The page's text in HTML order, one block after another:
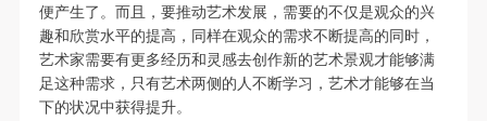
便产生了。而且，要推动艺术发展，需要的不仅是观众的兴
趣和欣赏水平的提高，同样在观众的需求不断提高的同时，
艺术家需要有更多经历和灵感去创作新的艺术景观才能够满
足这种需求，只有艺术两侧的人不断学习，艺术才能够在当
下的状况中获得提升。
途。
（2）、乙方中央美术学院美术馆是一所具有标志
性、专业性、国际化的现代公共美术馆。中央美术学
院美术馆与时代同行，努力塑造一个开放、自由、学
途。
（2）、乙方中央美术学院美术馆是一所具有标志
性、专业性、国际化的现代公共美术馆。中央美术学
院美术馆与时代同行，努力塑造一个开放、自由、学
途。
（2）、乙方中央美术学院美术馆是一所具有标志
性、专业性、国际化的现代公共美术馆。中央美术学
院美术馆与时代同行，努力塑造一个开放、自由、学